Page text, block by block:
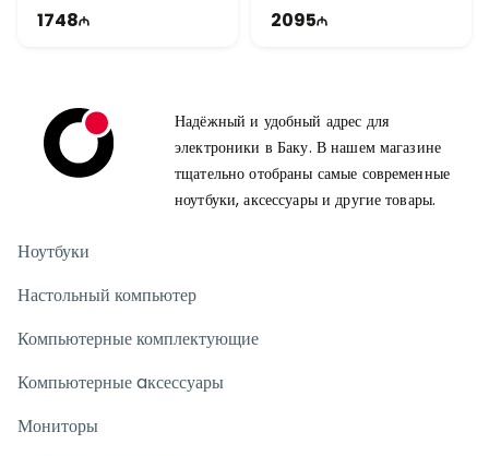
1748 2095
Надёжный и удобный адрес для
электроники в Баку. В нашем магазине
тщательно отобраны самые современные
ноутбуки, аксессуары и другие товары.
Ноутбуки
Настольный компьютер
Компьютерные комплектующие
Компьютерные aксессуары
Мониторы